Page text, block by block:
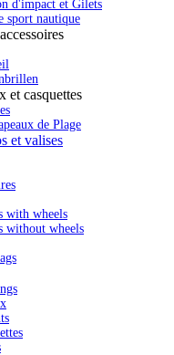
d'impact et Gilets
sport nautique
et casquettes
de Plage
et valises
with wheels
without wheels